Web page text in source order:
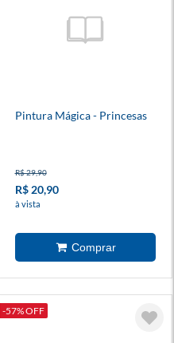
Pintura Mágica - Princesas
R$ 29,90
R$ 20,90
à vista
-57% OFF